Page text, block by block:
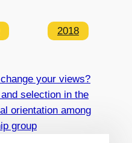
2018